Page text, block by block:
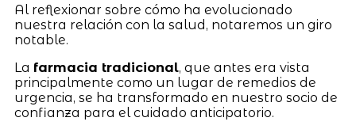
Al reflexionar sobre cómo ha evolucionado
nuestra relación con la salud, notaremos un giro
notable.
La farmacia tradicional, que antes era vista
principalmente como un lugar de remedios de
urgencia, se ha transformado en nuestro socio de
confianza para el cuidado anticipatorio.